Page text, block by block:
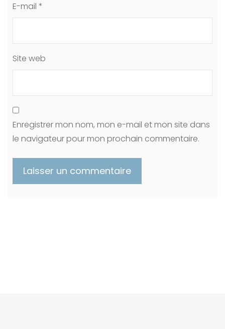
E-mail *
Site web
Enregistrer mon nom, mon e-mail et mon site dans
le navigateur pour mon prochain commentaire.